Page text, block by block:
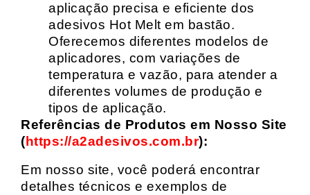
aplicação precisa e eficiente dos
adesivos Hot Melt em bastão.
Oferecemos diferentes modelos de
aplicadores, com variações de
temperatura e vazão, para atender a
diferentes volumes de produção e
tipos de aplicação.
Referências de Produtos em Nosso Site
(https://a2adesivos.com.br):
Em nosso site, você poderá encontrar
detalhes técnicos e exemplos de